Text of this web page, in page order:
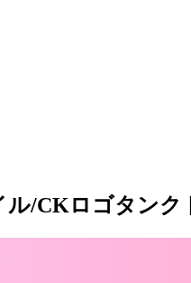
ル/CKロゴタン